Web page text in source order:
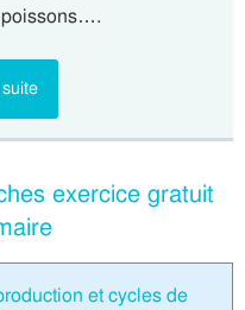
poissons….
exercice gratuit
et cycles de